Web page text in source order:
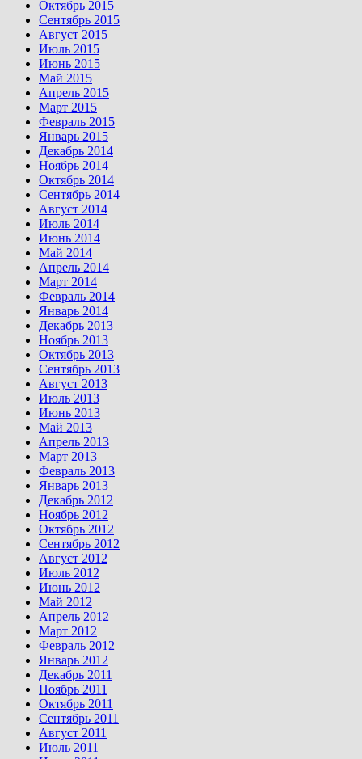
Октябрь 2015
Сентябрь 2015
Август 2015
Июль 2015
Июнь 2015
Май 2015
Апрель 2015
Март 2015
Февраль 2015
Январь 2015
Декабрь 2014
Ноябрь 2014
Октябрь 2014
Сентябрь 2014
Август 2014
Июль 2014
Июнь 2014
Май 2014
Апрель 2014
Март 2014
Февраль 2014
Январь 2014
Декабрь 2013
Ноябрь 2013
Октябрь 2013
Сентябрь 2013
Август 2013
Июль 2013
Июнь 2013
Май 2013
Апрель 2013
Март 2013
Февраль 2013
Январь 2013
Декабрь 2012
Ноябрь 2012
Октябрь 2012
Сентябрь 2012
Август 2012
Июль 2012
Июнь 2012
Май 2012
Апрель 2012
Март 2012
Февраль 2012
Январь 2012
Декабрь 2011
Ноябрь 2011
Октябрь 2011
Сентябрь 2011
Август 2011
Июль 2011